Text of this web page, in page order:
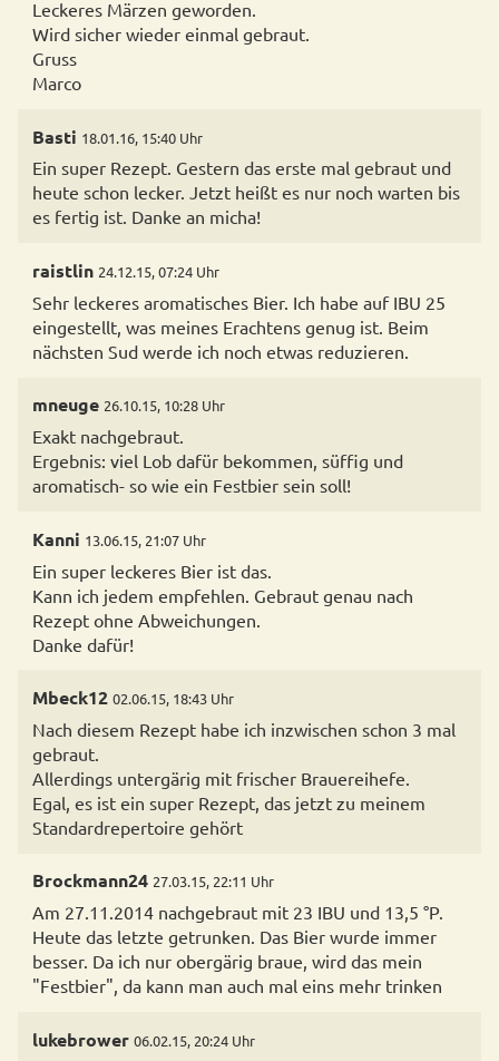
Leckeres Märzen geworden.
Wird sicher wieder einmal gebraut.
Gruss
Marco
Basti 18.01.16, 15:40 Uhr
Ein super Rezept. Gestern das erste mal gebraut und
heute schon lecker. Jetzt heißt es nur noch warten bis
es fertig ist. Danke an micha!
raistlin 24.12.15, 07:24 Uhr
Sehr leckeres aromatisches Bier. Ich habe auf IBU 25
eingestellt, was meines Erachtens genug ist. Beim
nächsten Sud werde ich noch etwas reduzieren.
mneuge 26.10.15, 10:28 Uhr
Exakt nachgebraut.
Ergebnis: viel Lob dafür bekommen, süffig und
aromatisch- so wie ein Festbier sein soll!
Kanni 13.06.15, 21:07 Uhr
Ein super leckeres Bier ist das.
Kann ich jedem empfehlen. Gebraut genau nach
Rezept ohne Abweichungen.
Danke dafür!
Mbeck12 02.06.15, 18:43 Uhr
Nach diesem Rezept habe ich inzwischen schon 3 mal
gebraut.
Allerdings untergärig mit frischer Brauereihefe.
Egal, es ist ein super Rezept, das jetzt zu meinem
Standardrepertoire gehört
Brockmann24 27.03.15, 22:11 Uhr
Am 27.11.2014 nachgebraut mit 23 IBU und 13,5 °P.
Heute das letzte getrunken. Das Bier wurde immer
besser. Da ich nur obergärig braue, wird das mein
"Festbier", da kann man auch mal eins mehr trinken
lukebrower 06.02.15, 20:24 Uhr